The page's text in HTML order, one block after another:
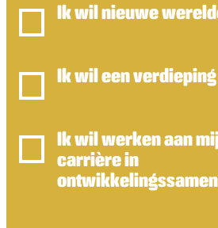
Ik wil nieuwe
Ik wil een
Ik wil werken aan
carrière in